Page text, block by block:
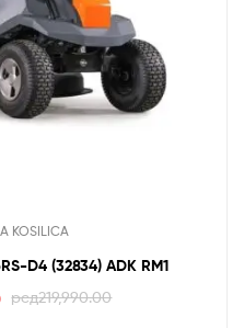
KOSILICA
D4 (32834) ADK RM1
рсд219,990.00